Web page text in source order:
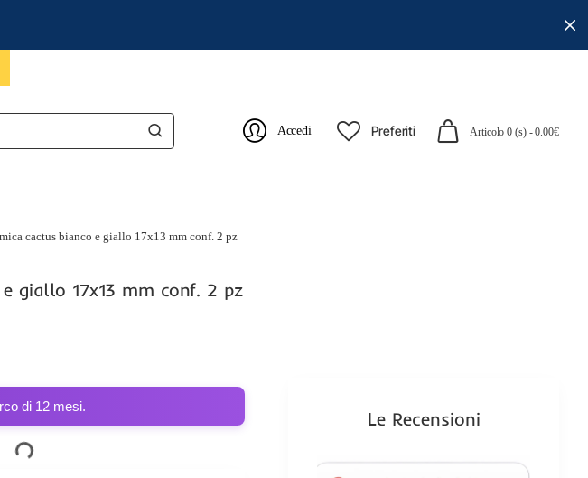
Accedi Preferiti Articolo 0 (s) - 0.00€
giallo 17x13 mm conf. 2 pz
cactus bianco e giallo 17x13 mm conf. 2 pz
di 12 mesi.
Le Recensioni